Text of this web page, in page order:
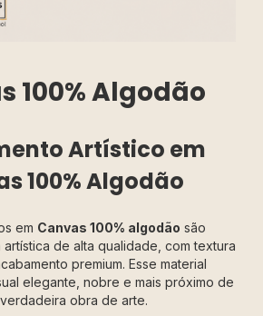
100% Algodão
Artístico em
100% Algodão
em Canvas 100% algodão são
de alta qualidade, com textura
premium. Esse material
elegante, nobre e mais próximo de
obra de arte.